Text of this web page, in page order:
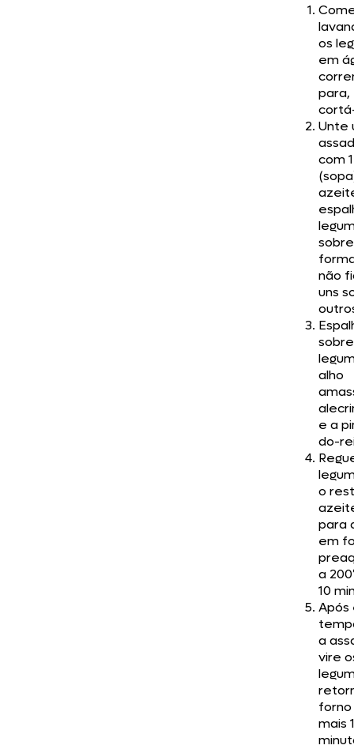
os
em
para,
Unte
com
não
uns
alho
e a
do-
o
para
em
a
10
Após
a
vire
mais